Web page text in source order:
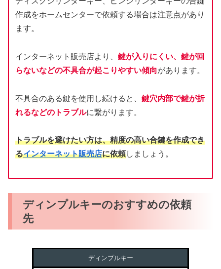
作成をホームセンターで依頼する場合は注意点があり
ます。
インターネット販売店より、 鍵が入りにくい、鍵が回
らないなどの不具合が起こりやすい傾向があります。
不具合のある鍵を使用し続けると、 鍵穴内部で鍵が折
れるなどのトラブルに繋がります。
トラブルを避けたい方は、精度の高い合鍵を作成でき
るインターネット販売店に依頼しましょう。
ディンプルキーのおすすめの依頼
先
ディンプルキー